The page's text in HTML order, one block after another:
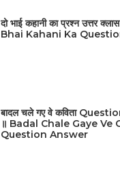
दो भाई कहानी का प्रश्न उत्तर
Bhai Kahani Ka
बादल चले गए वे कविता
॥ Badal Chale Gaye Ve
Question Answer